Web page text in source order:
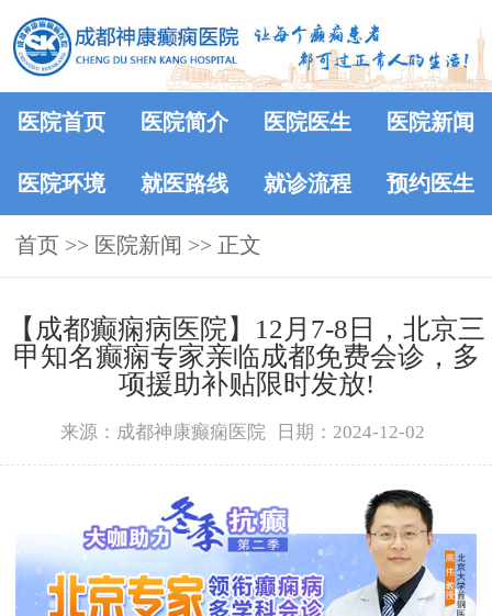
医院首页 医院简介 医院医生 医院新闻
医院环境 就医路线 就诊流程 预约医生
首页 >> 医院新闻 >> 正文
【成都癫痫病医院】12月7-8日，北京三
甲知名癫痫专家亲临成都免费会诊，多
项援助补贴限时发放!
来源：成都神康癫痫医院 日期：2024-12-02